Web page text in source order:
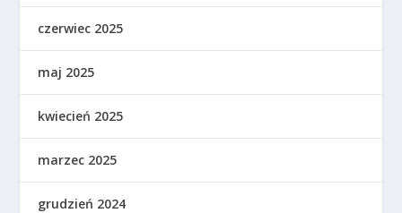
czerwiec 2025
maj 2025
kwiecień 2025
marzec 2025
grudzień 2024